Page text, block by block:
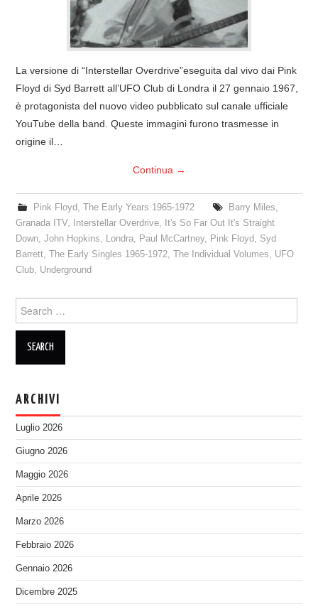
La versione di “Interstellar Overdrive”eseguita dal vivo dai Pink
Floyd di Syd Barrett all’UFO Club di Londra il 27 gennaio 1967,
è protagonista del nuovo video pubblicato sul canale ufficiale
YouTube della band. Queste immagini furono trasmesse in
origine il…
Continua →
Pink Floyd, The Early Years 1965-1972 Barry Miles,
Granada ITV, Interstellar Overdrive,
It's So Far Out It's Straight
Down,John Hopkins, Londra, Paul McCartney, Pink Floyd, Syd
Barrett,The Early Singles 1965-1972,The Individual Volumes, UFO
Club, Underground
for:
ARCHIVI
Luglio 2026
Giugno 2026
Maggio 2026
Aprile 2026
Marzo 2026
Febbraio 2026
Gennaio 2026
Dicembre 2025